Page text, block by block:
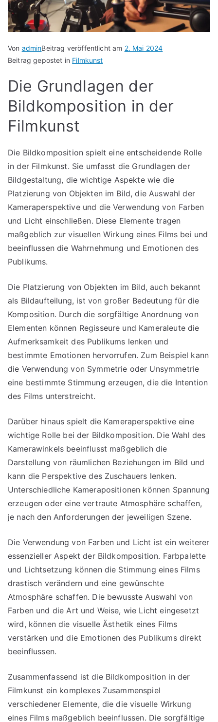
Von adminBeitrag veröffentlicht am 2. Mai 2024
Beitrag gepostet in Filmkunst
Die Grundlagen der
Bildkomposition in der
Filmkunst
Die Bildkomposition spielt eine entscheidende Rolle
in der Filmkunst. Sie umfasst die Grundlagen der
Bildgestaltung, die wichtige Aspekte wie die
Platzierung von Objekten im Bild, die Auswahl der
Kameraperspektive und die Verwendung von Farben
und Licht einschließen. Diese Elemente tragen
maßgeblich zur visuellen Wirkung eines Films bei und
beeinflussen die Wahrnehmung und Emotionen des
Publikums.
Die Platzierung von Objekten im Bild, auch bekannt
als Bildaufteilung, ist von großer Bedeutung für die
Komposition. Durch die sorgfältige Anordnung von
Elementen können Regisseure und Kameraleute die
Aufmerksamkeit des Publikums lenken und
bestimmte Emotionen hervorrufen. Zum Beispiel kann
die Verwendung von Symmetrie oder Unsymmetrie
eine bestimmte Stimmung erzeugen, die die Intention
des Films unterstreicht.
Darüber hinaus spielt die Kameraperspektive eine
wichtige Rolle bei der Bildkomposition. Die Wahl des
Kamerawinkels beeinflusst maßgeblich die
Darstellung von räumlichen Beziehungen im Bild und
kann die Perspektive des Zuschauers lenken.
Unterschiedliche Kamerapositionen können Spannung
erzeugen oder eine vertraute Atmosphäre schaffen,
je nach den Anforderungen der jeweiligen Szene.
Die Verwendung von Farben und Licht ist ein weiterer
essenzieller Aspekt der Bildkomposition. Farbpalette
und Lichtsetzung können die Stimmung eines Films
drastisch verändern und eine gewünschte
Atmosphäre schaffen. Die bewusste Auswahl von
Farben und die Art und Weise, wie Licht eingesetzt
wird, können die visuelle Ästhetik eines Films
verstärken und die Emotionen des Publikums direkt
beeinflussen.
Zusammenfassend ist die Bildkomposition in der
Filmkunst ein komplexes Zusammenspiel
verschiedener Elemente, die die visuelle Wirkung
eines Films maßgeblich beeinflussen. Die sorgfältige